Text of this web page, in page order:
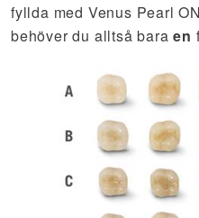
fyllda med Venus Pearl
behöver du alltså baraen